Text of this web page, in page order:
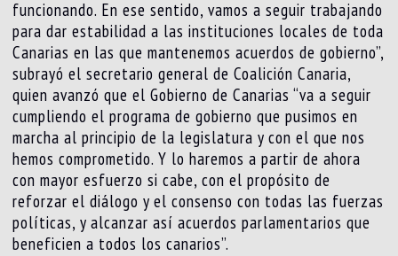
funcionando. En ese sentido, vamos a seguir trabajando
para dar estabilidad a las instituciones locales de toda
Canarias en las que mantenemos acuerdos de gobierno”,
subrayó el secretario general de Coalición Canaria,
quien avanzó que el Gobierno de Canarias “va a seguir
cumpliendo el programa de gobierno que pusimos en
marcha al principio de la legislatura y con el que nos
hemos comprometido. Y lo haremos a partir de ahora
con mayor esfuerzo si cabe, con el propósito de
reforzar el diálogo y el consenso con todas las fuerzas
políticas, y alcanzar así acuerdos parlamentarios que
beneficien a todos los canarios”.